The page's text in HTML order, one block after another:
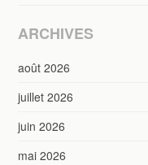
ARCHIVES
août 2026
juillet 2026
juin 2026
mai 2026